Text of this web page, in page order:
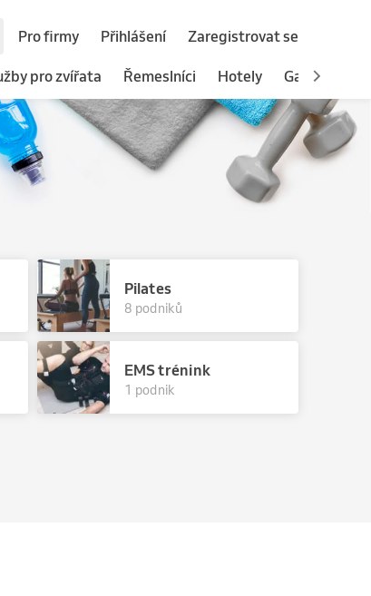
Pro firmy Přihlášení Zaregistrovat se
pro zvířata Řemeslníci Hotely Gastronomie
Pilates
8 podniků
EMS trénink
1 podnik